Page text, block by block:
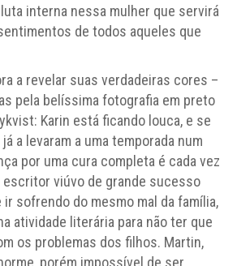
interna nessa mulher que servirá
de todos aqueles que
a revelar suas verdadeiras cores –
pela belíssima fotografia em preto
Karin está ficando louca, e se
a levaram a uma temporada num
por uma cura completa é cada vez
escritor viúvo de grande sucesso
sofrendo do mesmo mal da família,
atividade literária para não ter que
os problemas dos filhos. Martin,
porém impossível de ser